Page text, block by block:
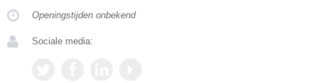
Openingstijden onbekend
Sociale media: